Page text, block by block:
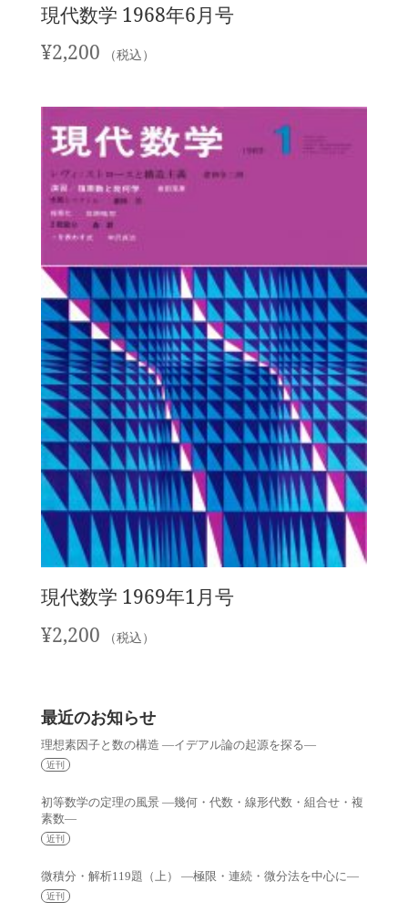
現代数学 1968年6月号
¥2,200 （税込）
現代数学 1969年1月号
¥2,200 （税込）
最近のお知らせ
理想素因子と数の構造 —イデアル論の起源を探る—
近刊
初等数学の定理の風景 —幾何・代数・線形代数・組合せ・複
素数—
近刊
微積分・解析119題（上） —極限・連続・微分法を中心に—
近刊